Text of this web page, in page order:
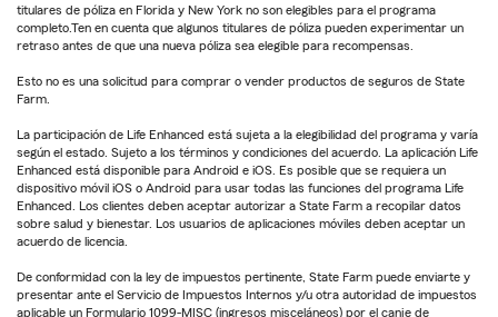
titulares de póliza en Florida y New York no son elegibles para el programa
completo.Ten en cuenta que algunos titulares de póliza pueden experimentar un
retraso antes de que una nueva póliza sea elegible para recompensas.
Esto no es una solicitud para comprar o vender productos de seguros de State
Farm.
La participación de Life Enhanced está sujeta a la elegibilidad del programa y varía
según el estado. Sujeto a los términos y condiciones del acuerdo. La aplicación Life
Enhanced está disponible para Android e iOS. Es posible que se requiera un
dispositivo móvil iOS o Android para usar todas las funciones del programa Life
Enhanced. Los clientes deben aceptar autorizar a State Farm a recopilar datos
sobre salud y bienestar. Los usuarios de aplicaciones móviles deben aceptar un
acuerdo de licencia.
De conformidad con la ley de impuestos pertinente, State Farm puede enviarte y
presentar ante el Servicio de Impuestos Internos y/u otra autoridad de impuestos
aplicable un Formulario 1099-MISC (ingresos misceláneos) por el canje de